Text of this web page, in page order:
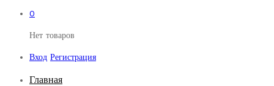
0
Нет товаров
Вход Регистрация
Главная